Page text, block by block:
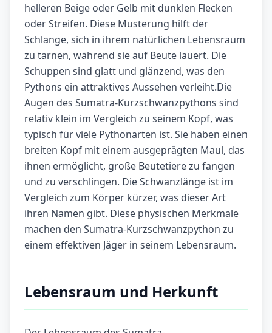
helleren Beige oder Gelb mit dunklen Flecken
oder Streifen. Diese Musterung hilft der
Schlange, sich in ihrem natürlichen Lebensraum
zu tarnen, während sie auf Beute lauert. Die
Schuppen sind glatt und glänzend, was den
Pythons ein attraktives Aussehen verleiht.Die
Augen des Sumatra-Kurzschwanzpythons sind
relativ klein im Vergleich zu seinem Kopf, was
typisch für viele Pythonarten ist. Sie haben einen
breiten Kopf mit einem ausgeprägten Maul, das
ihnen ermöglicht, große Beutetiere zu fangen
und zu verschlingen. Die Schwanzlänge ist im
Vergleich zum Körper kürzer, was dieser Art
ihren Namen gibt. Diese physischen Merkmale
machen den Sumatra-Kurzschwanzpython zu
einem effektiven Jäger in seinem Lebensraum.
Lebensraum und Herkunft